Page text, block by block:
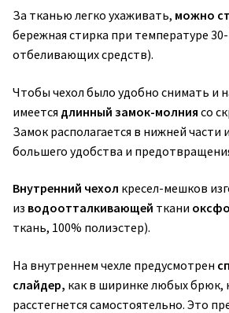
За тканью легко ухаживать, можно
бережная стирка при температуре 30-
отбеливающих средств).
Чтобы чехол было удобно снимать и
имеется длинный замок-молния со
Замок располагается в нижней части
большего удобства и
Внутренний чехол кресел-мешков
из водоотталкивающей ткани
ткань, 100% полиэстер).
На внутреннем чехле предусмотрен
слайдер, как в ширинке любых брюк,
расстегнется самостоятельно. Это